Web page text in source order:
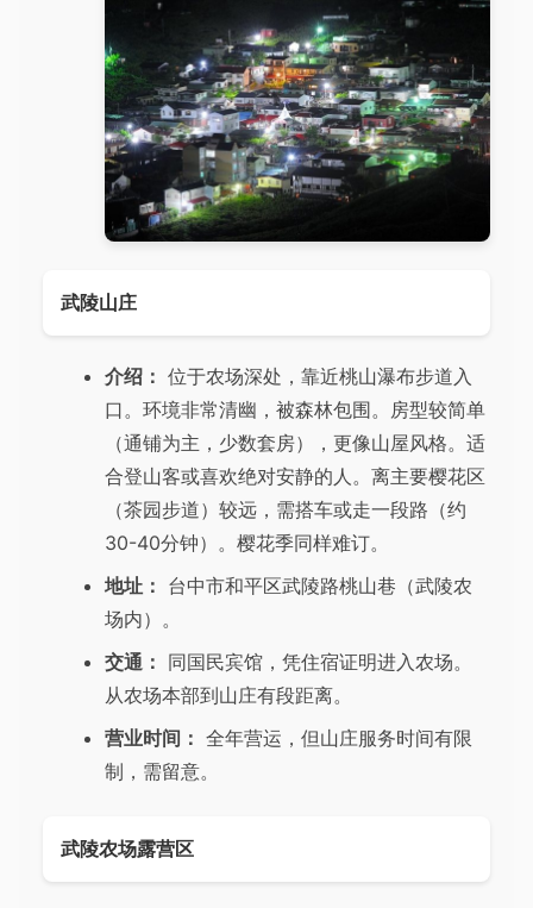
武陵山庄
介绍： 位于农场深处，靠近桃山瀑布步道入
口。环境非常清幽，被森林包围。房型较简单
（通铺为主，少数套房），更像山屋风格。适
合登山客或喜欢绝对安静的人。离主要樱花区
（茶园步道）较远，需搭车或走一段路（约
30-40分钟）。樱花季同样难订。
地址： 台中市和平区武陵路桃山巷（武陵农
场内）。
交通： 同国民宾馆，凭住宿证明进入农场。
从农场本部到山庄有段距离。
营业时间： 全年营运，但山庄服务时间有限
制，需留意。
武陵农场露营区